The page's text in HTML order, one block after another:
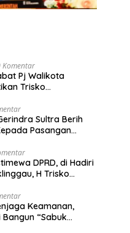
Komentar
Pj Walikota
Trisko
Sultra Berih
Pasangan
Konawe 2024
DPRD, di Hadiri
H Trisko
Kenegaraan
HUT ke-79
Keamanan,
Bangun “Sabuk